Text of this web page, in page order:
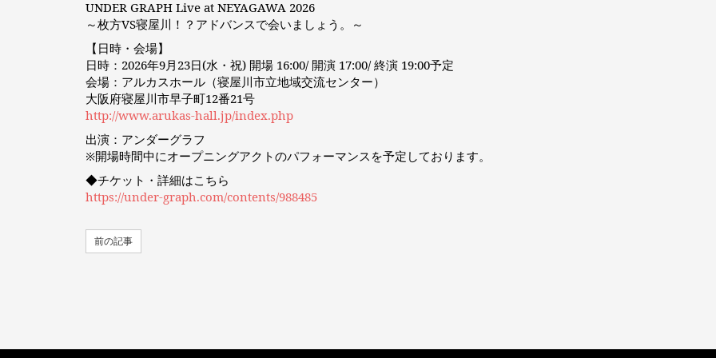
UNDER GRAPH Live at NEYAGAWA 2026
～枚方VS寝屋川！？アドバンスで会いましょう。～
【日時・会場】
日時：2026年9月23日(水・祝) 開場 16:00/ 開演 17:00/ 終演 19:00予定
会場：アルカスホール（寝屋川市立地域交流センター）
大阪府寝屋川市早子町12番21号
http://www.arukas-hall.jp/index.php
出演：アンダーグラフ
※開場時間中にオープニングアクトのパフォーマンスを予定しております。
◆チケット・詳細はこちら
https://under-graph.com/contents/988485
前の記事